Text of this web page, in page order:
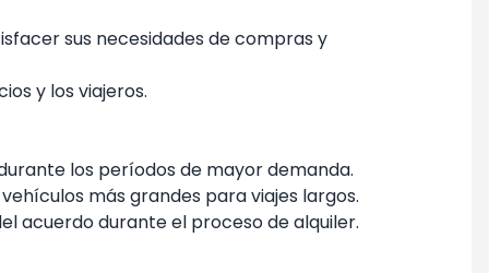
sus necesidades de compras y
y los viajeros.
los períodos de mayor demanda.
más grandes para viajes largos.
acuerdo durante el proceso de alquiler.